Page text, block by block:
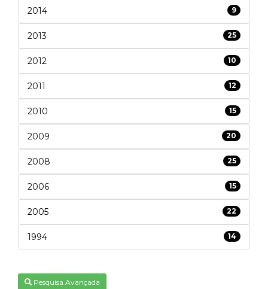
2014 9
2013 25
2012 10
2011 12
2010 15
2009 20
2008 25
2006 15
2005 22
1994 14
Pesquisa Avançada